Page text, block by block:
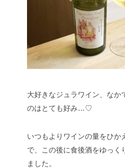
大好きなジュラワイン、なか
のはとても好み…♡
いつもよりワインの量をひか
で、この後に食後酒をゆっく
ました。